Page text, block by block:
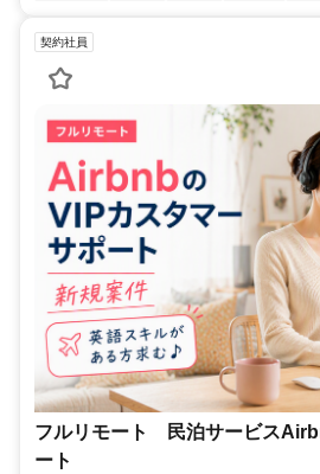
契約社員
フルリモート 民泊サービス
ート